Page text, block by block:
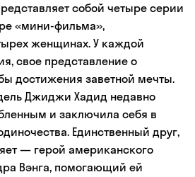
собой четыре серии
«мини-фильма»,
женщинах. У каждой
свое представление о
достижения заветной мечты.
Джиджи Хадид недавно
и заключила себя в
Единственный друг,
— герой американского
Вэнга, помогающий ей